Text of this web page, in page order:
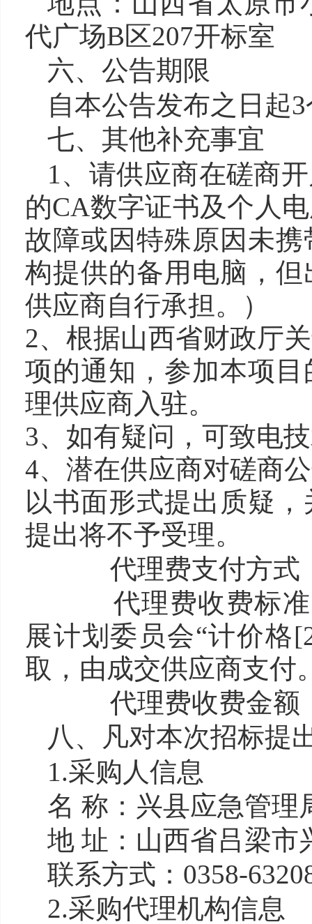
代广场B区207开标室
六、公告期限
自本公告发布之日起
七、其他补充事宜
1、请供应商在磋商
的CA数字证书及个人
故障或因特殊原因未
构提供的备用电脑，
供应商自行承担。）
2、根据山西省财政厅
项的通知，参加本项
理供应商入驻。
3、如有疑问，可致电
4、潜在供应商对磋商
以书面形式提出质疑
提出将不予受理。
代理费支付方式
代理费收费标准
展计划委员会“计价格
取，由成交供应商支
代理费收费金额
八、凡对本次招标提
1.采购人信息
名 称：兴县应急管理
地 址：山西省吕梁市
联系方式：0358-
2.采购代理机构信息